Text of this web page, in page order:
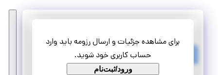
برای مشاهده جزئیات و ارسال رزومه باید وارد
حساب کاربری خود شوید.
ورود/ثبت‌نام
کارآموزی توسعه دهنده نرم‌افزار
تمام وقت پاره وقت